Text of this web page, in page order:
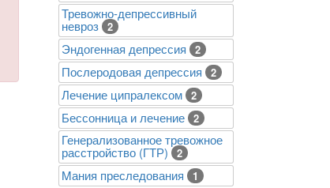
Тревожно-депрессивный
невроз 2
Эндогенная депрессия 2
Послеродовая депрессия 2
Лечение ципралексом 2
Бессонница и лечение 2
Генерализованное тревожное
расстройство (ГТР) 2
Mания преследования 1